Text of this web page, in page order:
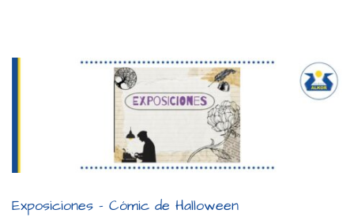
Exposiciones – Cómic de Halloween